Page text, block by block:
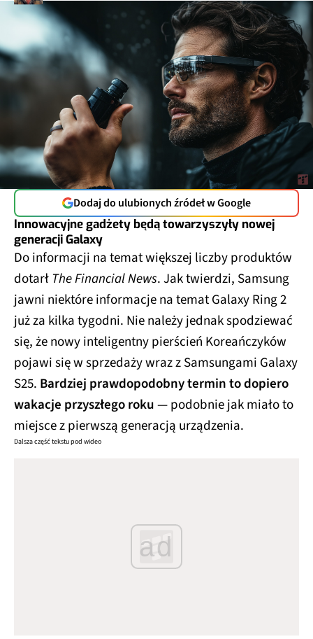
Dodaj do ulubionych źródeł w Google
Innowacyjne gadżety będą towarzyszyły nowej
generacji Galaxy
Do informacji na temat większej liczby produktów
dotarłThe Financial News. Jak twierdzi, Samsung
jawni niektóre informacje na temat Galaxy Ring 2
już za kilka tygodni. Nie należy jednak spodziewać
się, że nowy inteligentny pierścień Koreańczyków
pojawi się w sprzedaży wraz z Samsungami Galaxy
S25. Bardziej prawdopodobny termin to dopiero
wakacje przyszłego roku— podobnie jak miało to
miejsce z pierwszą generacją urządzenia.
Dalsza część tekstu pod wideo
ad